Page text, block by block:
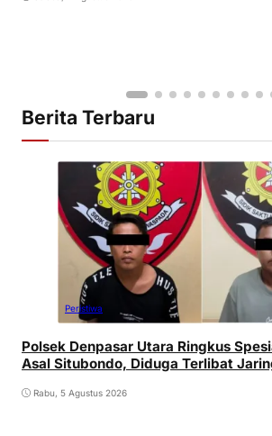
Berita Terbaru
Peristiwa
Polsek Denpasar Utara Ringkus
Asal Situbondo, Diduga Terlibat
Rabu, 5 Agustus 2026